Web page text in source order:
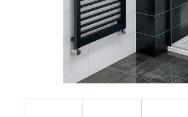
12 080 Kč
Původně:15 100 Kč